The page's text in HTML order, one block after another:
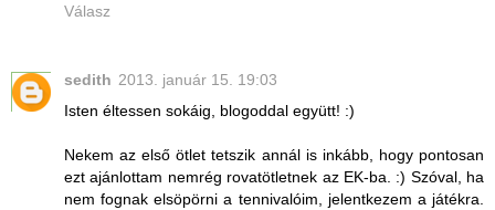
Válasz
sedith 2013. január 15. 19:03
Isten éltessen sokáig, blogoddal együtt! :)
Nekem az első ötlet tetszik annál is inkább, hogy pontosan
ezt ajánlottam nemrég rovatötletnek az EK-ba. :) Szóval, ha
nem fognak elsöpörni a tennivalóim, jelentkezem a játékra.